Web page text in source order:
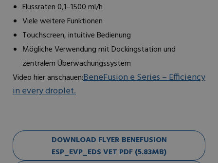
Flussraten 0,1–1500 ml/h
Viele weitere Funktionen
Touchscreen, intuitive Bedienung
Mögliche Verwendung mit Dockingstation und
zentralem Überwachungssystem
Video hier anschauen:BeneFusion e Series – Efficiency
in every droplet.
DOWNLOAD FLYER BENEFUSION
ESP_EVP_EDS VET PDF (5.83MB)